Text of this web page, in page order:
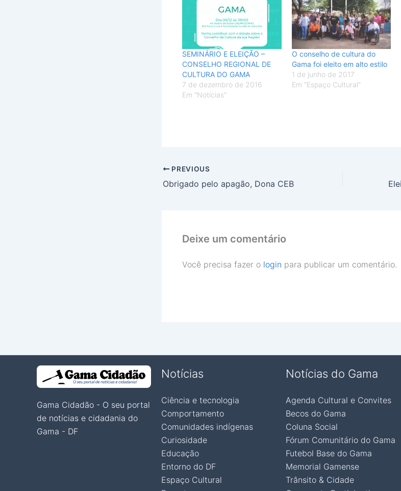
SEMINÁRIO E ELEIÇÃO –
CONSELHO REGIONAL DE
CULTURA DO GAMA
7 de dezembro de 2016
Em "Notícias"
O conselho de cultura do
Gama foi eleito em alto estilo
1 de junho de 2017
Em "Espaço Cultural"
PREVIOUS
Obrigado pelo apagão, Dona CEB
Deixe um comentário
Você precisa fazer o login para publicar um comentário.
Gama Cidadão - O seu portal
de notícias e cidadania do
Gama - DF
Notícias
Ciência e tecnologia
Comportamento
Comunidades indígenas
Curiosidade
Educação
Entorno do DF
Espaço Cultural
Notícias do Gama
Agenda Cultural e Convites
Becos do Gama
Coluna Social
Fórum Comunitário do Gama
Futebol Base do Gama
Memorial Gamense
Trânsito & Cidade